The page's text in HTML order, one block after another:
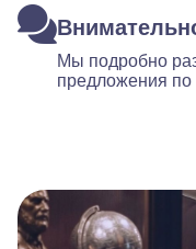
Мы подробно
предложения по